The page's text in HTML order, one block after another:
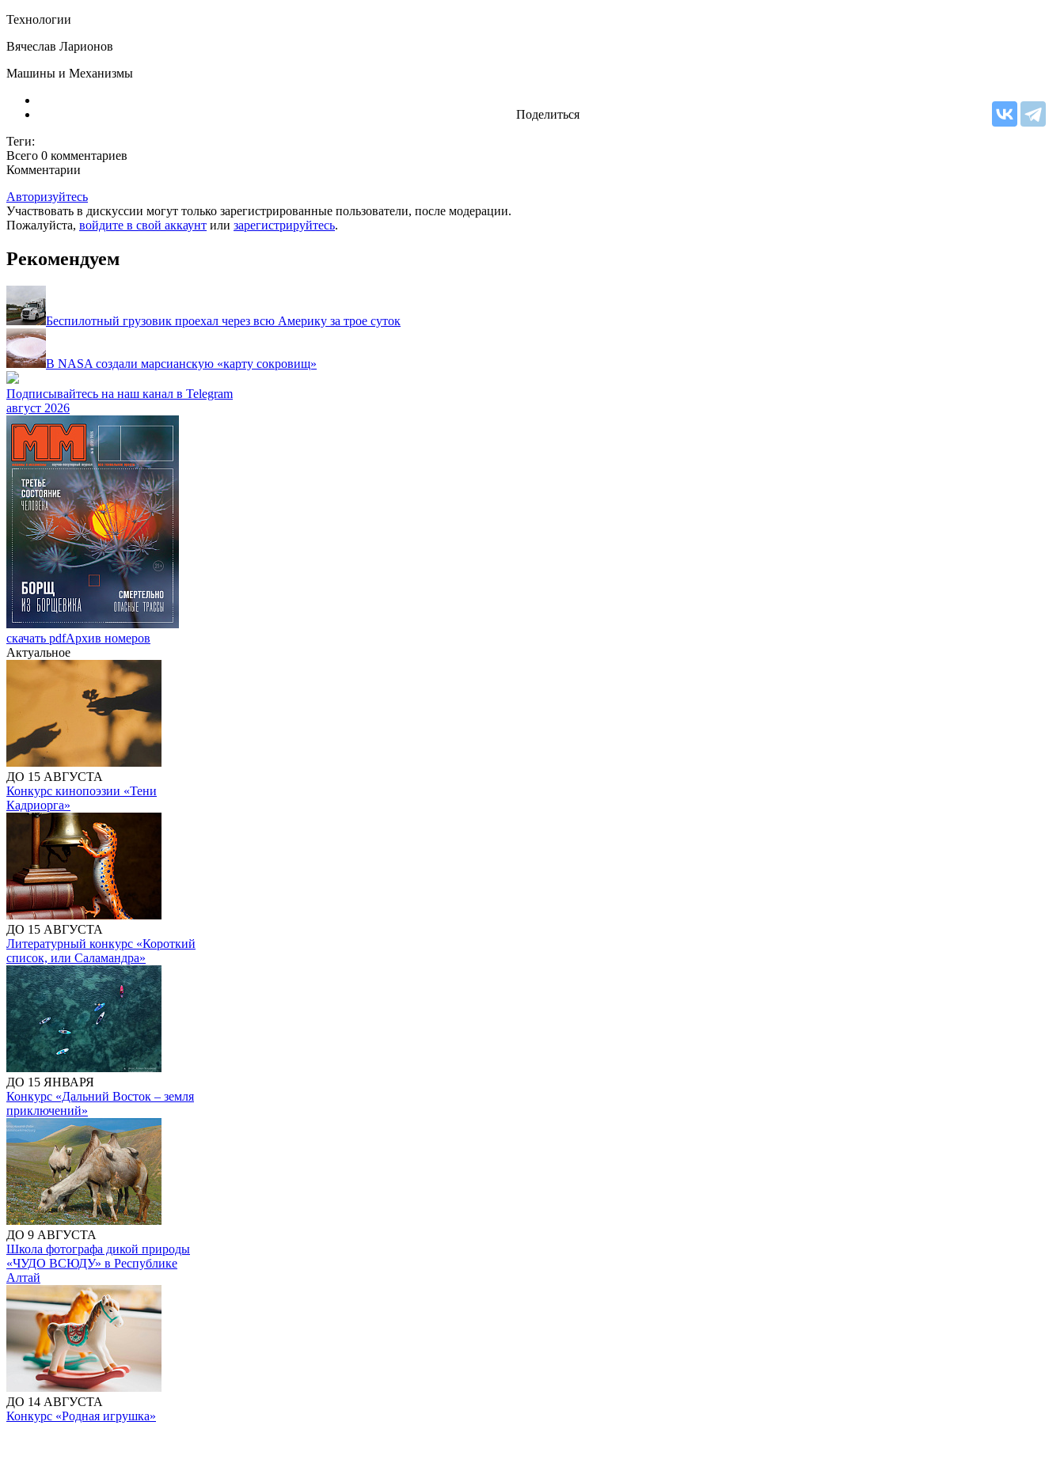
Технологии
Вячеслав Ларионов
Машины и Механизмы
Поделиться
Теги:
Всего 0 комментариев
Комментарии
Авторизуйтесь
Участвовать в дискуссии могут только зарегистрированные пользователи, после модерации.
Пожалуйста, войдите в свой аккаунт или зарегистрируйтесь.
Рекомендуем
Беспилотный грузовик проехал через всю Америку за трое суток
В NASA создали марсианскую «карту сокровищ»
Подписывайтесь на наш канал в Telegram
август 2026
скачать pdfАрхив номеров
Актуальное
ДО 15 АВГУСТА
Конкурс кинопоэзии «Тени
Кадриорга»
ДО 15 АВГУСТА
Литературный конкурс «Короткий
список, или Саламандра»
ДО 15 ЯНВАРЯ
Конкурс «Дальний Восток – земля
приключений»
ДО 9 АВГУСТА
Школа фотографа дикой природы
«ЧУДО ВСЮДУ» в Республике
Алтай
ДО 14 АВГУСТА
Конкурс «Родная игрушка»